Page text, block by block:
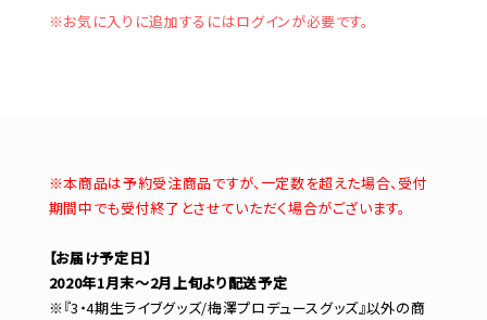
※お気に入りに追加するにはログインが必要です。
※本商品は予約受注商品ですが、一定数を超えた場合、受付
期間中でも受付終了とさせていただく場合がございます。
【お届け予定日】
2020年1月末～2月上旬より配送予定
※『3・4期生ライブグッズ/梅澤プロデュースグッズ』以外の商